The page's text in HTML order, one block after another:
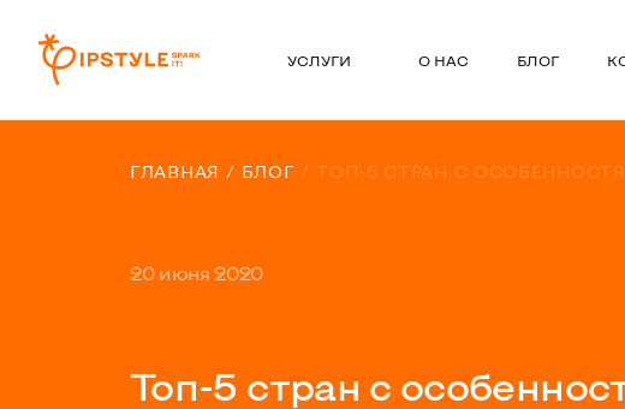
УСЛУГИ О НАС БЛОГ
ГЛАВНАЯ БЛОГ ТОП-5 СТРАН С
20 июня 2020
Топ-5 стран с